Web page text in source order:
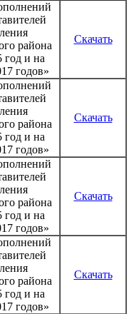
района
и на
годов»
Скачать
района
и на
годов»
Скачать
района
и на
годов»
Скачать
района
и на
годов»
Скачать